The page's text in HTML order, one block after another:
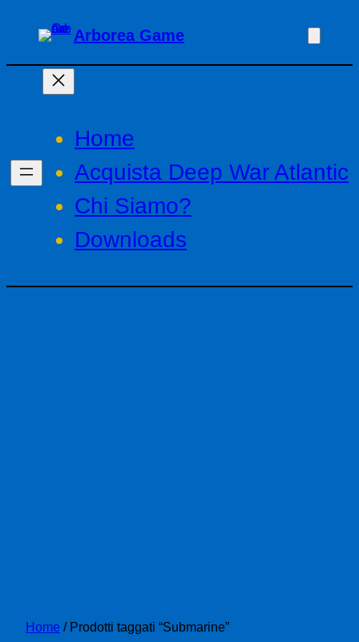
Arborea Game
Home
Acquista Deep War Atlantic
Chi Siamo?
Downloads
Home / Prodotti taggati “Submarine”